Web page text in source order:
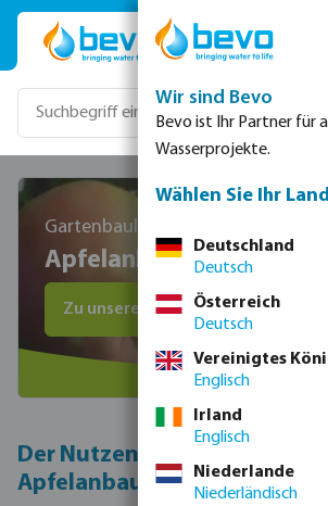
Zum Hauptinhalt springen
Gartenbauliche Vorteile der
Apfelanbau
Zu unseren Produkten
Der Nutzen der
Apfelanbau
Wir sind Bevo
Bevo ist Ihr Partner für
Wasserprojekte.
Wählen Sie Ihr
Deutschland
Deutsch
Österreich
Deutsch
Vereinigtes
Englisch
Irland
Englisch
Niederlande
Niederländisch